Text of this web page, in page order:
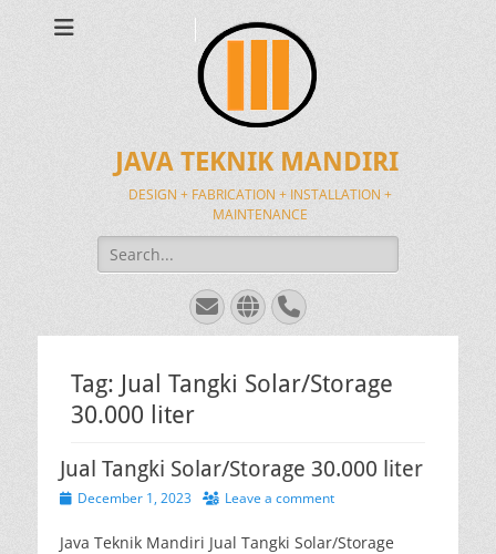
JAVA TEKNIK MANDIRI
DESIGN + FABRICATION + INSTALLATION +
MAINTENANCE
Search
for:
EmailWebsite
Phone
Tag: Jual Tangki Solar/Storage
30.000 liter
Jual Tangki Solar/Storage 30.000 liter
PostedDecember 1, 2023 Leave a comment
Java Teknik Mandiri Jual Tangki Solar/Storage